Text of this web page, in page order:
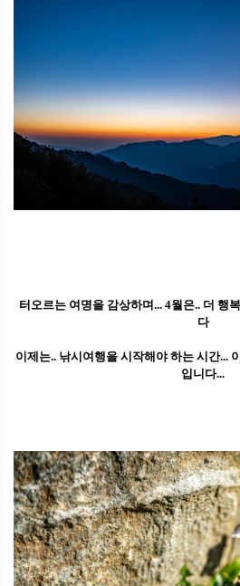
터오르는 여명을 감상하며... 4월은.. 더 행
다
이제는.. 낚시여행을 시작해야 하는 시간...
입니다...